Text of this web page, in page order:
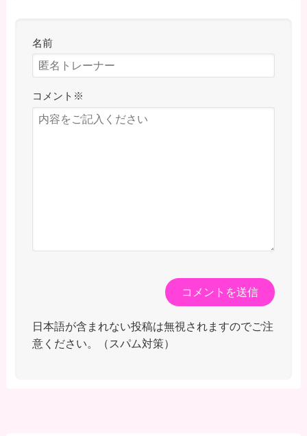
名前
コメント ※
日本語が含まれない投稿は無視されますのでご注
意ください。（スパム対策）